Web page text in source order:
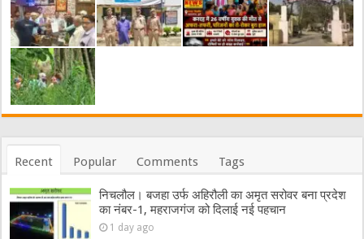
Recent Popular Comments Tags
निचलौल। बजहा उर्फ अहिरौली का अमृत सरोवर बना प्रदेश
का नंबर-1, महराजगंज को दिलाई नई पहचान
1 day ago